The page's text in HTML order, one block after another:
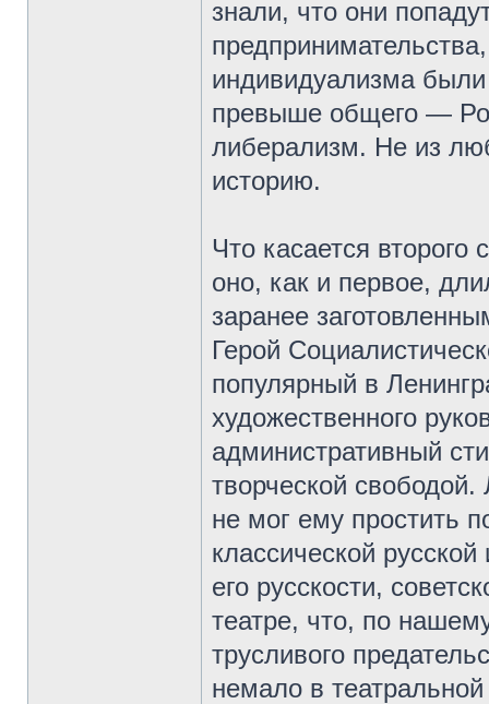
знали, что они
индивидуализма
превыше общего —
либерализм. Не из
историю.
Что касается
оно, как и первое,
заранее
Герой
популярный в
художественного
административный
творческой
не мог ему простить
классической
его русскости,
театре, что, по
трусливого
немало в